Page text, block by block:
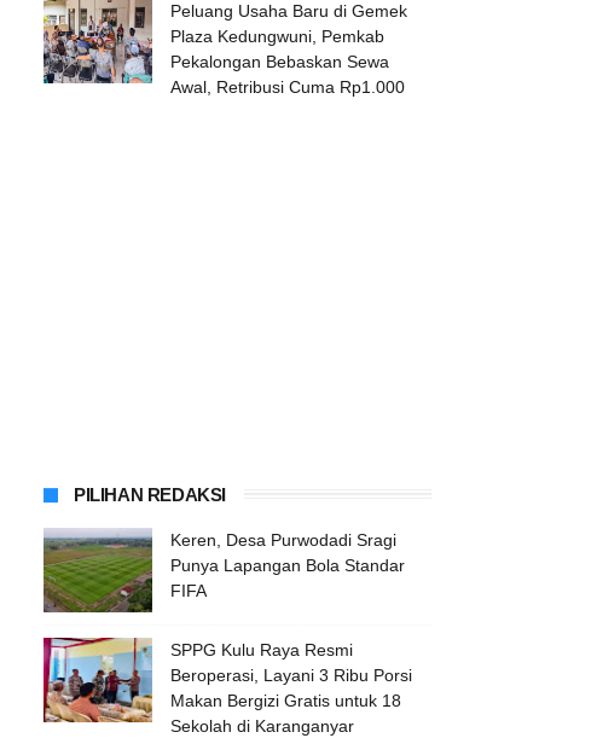
Peluang Usaha Baru di Gemek
Plaza Kedungwuni, Pemkab
Pekalongan Bebaskan Sewa
Awal, Retribusi Cuma Rp1.000
PILIHAN REDAKSI
Keren, Desa Purwodadi Sragi
Punya Lapangan Bola Standar
FIFA
SPPG Kulu Raya Resmi
Beroperasi, Layani 3 Ribu Porsi
Makan Bergizi Gratis untuk 18
Sekolah di Karanganyar